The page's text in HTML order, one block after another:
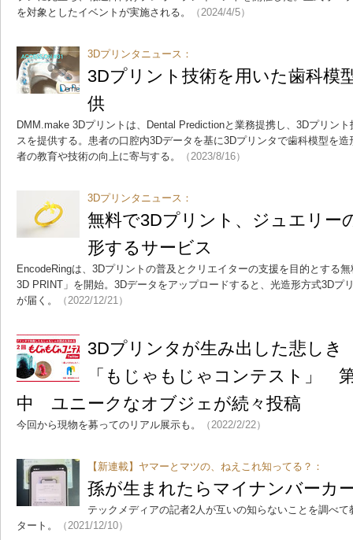
を対象としたイベントが実施される。
（2024/4/5）
3Dプリンタニュース：
3Dプリント技術を用いた歯科模
供
DMM.make 3Dプリントは、Dental Predictionと業務提携し、3Dプリン
スを提供する。患者の口腔内3Dデータを基に3Dプリンタで歯科模型を
者の教育や技術の向上に寄与する。
（2023/8/16）
3Dプリンタニュース：
無料で3Dプリント、ジュエリー
形するサービス
EncodeRingは、3Dプリントの普及とクリエイターの支援を目的とする
3D PRINT」を開始。3Dデータをアップロードすると、光造形方式3Dプ
が届く。
（2022/12/21）
3Dプリンタが生み出した悲しき
「もじゃもじゃコンテスト」
中 ユニークなオブジェが続々投稿
今回から現物を募ってのリアル展示も。 （2022/2/22）
【新連載】ヤマーとマツの、ねえこれ知ってる？：
孫が生まれたらマイナンバーカ
テックメディアの記者2人が互いの知らないことを調べ
タート。
（2021/12/10）